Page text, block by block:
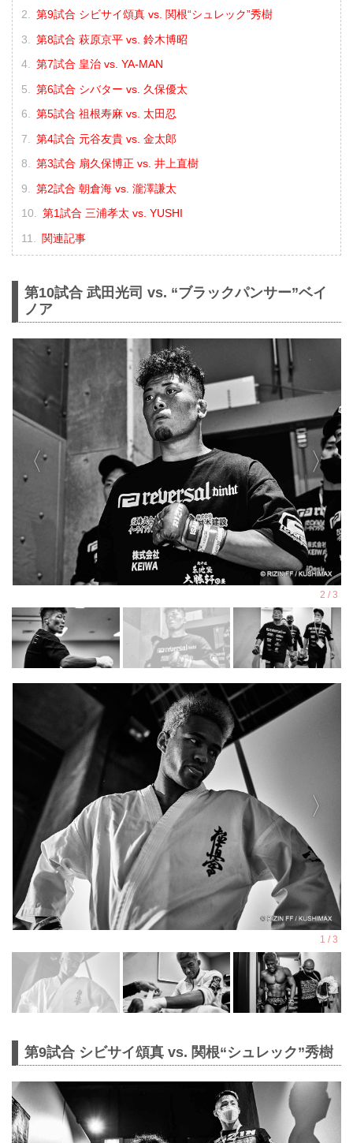
第9試合 シビサイ頌真 vs. 関根“シュレック”秀樹
第8試合 萩原京平 vs. 鈴木博昭
第7試合 皇治 vs. YA-MAN
第6試合 シバター vs. 久保優太
第5試合 祖根寿麻 vs. 太田忍
第4試合 元谷友貴 vs. 金太郎
第3試合 扇久保博正 vs. 井上直樹
第2試合 朝倉海 vs. 瀧澤謙太
第1試合 三浦孝太 vs. YUSHI
関連記事
第10試合 武田光司 vs. “ブラックパンサー”ベイ
ノア
第9試合 シビサイ頌真 vs. 関根“シュレック”秀樹